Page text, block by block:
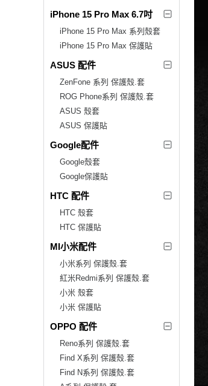
iPhone 15 Pro Max 6.7吋
iPhone 15 Pro Max 系列殼套
iPhone 15 Pro Max 保護貼
ASUS 配件
ZenFone 系列 保護殼.套
ROG Phone系列 保護殼.套
ASUS 殼套
ASUS 保護貼
Google配件
Google殼套
Google保護貼
HTC 配件
HTC 殼套
HTC 保護貼
MI小米配件
小米系列 保護殼.套
紅米Redmi系列 保護殼.套
小米 殼套
小米 保護貼
OPPO 配件
Reno系列 保護殼.套
Find X系列 保護殼.套
Find N系列 保護殼.套